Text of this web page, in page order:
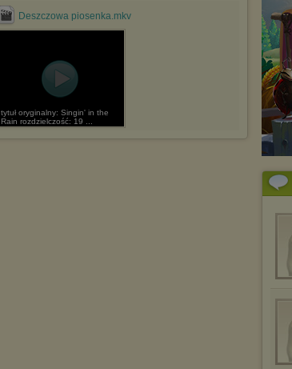
Deszczowa piosenka.mkv
tytuł oryginalny: Singin' in the
Rain rozdzielczość: 19 ...